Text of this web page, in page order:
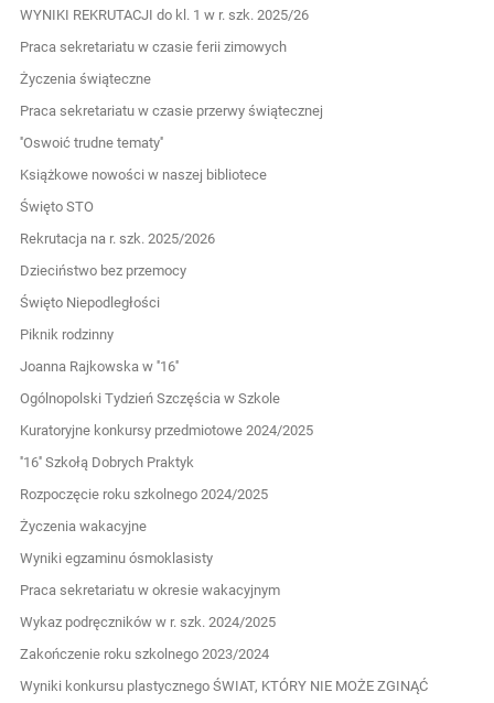
WYNIKI REKRUTACJI do kl. 1 w r. szk. 2025/26
Praca sekretariatu w czasie ferii zimowych
Życzenia świąteczne
Praca sekretariatu w czasie przerwy świątecznej
''Oswoić trudne tematy''
Książkowe nowości w naszej bibliotece
Święto STO
Rekrutacja na r. szk. 2025/2026
Dzieciństwo bez przemocy
Święto Niepodległości
Piknik rodzinny
Joanna Rajkowska w ''16''
Ogólnopolski Tydzień Szczęścia w Szkole
Kuratoryjne konkursy przedmiotowe 2024/2025
''16'' Szkołą Dobrych Praktyk
Rozpoczęcie roku szkolnego 2024/2025
Życzenia wakacyjne
Wyniki egzaminu ósmoklasisty
Praca sekretariatu w okresie wakacyjnym
Wykaz podręczników w r. szk. 2024/2025
Zakończenie roku szkolnego 2023/2024
Wyniki konkursu plastycznego ŚWIAT, KTÓRY NIE MOŻE ZGINĄĆ